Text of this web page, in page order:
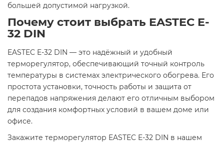
большей допустимой нагрузкой.​
Почему стоит выбрать EASTEC E-
32 DIN
EASTEC E-32 DIN — это надёжный и удобный
терморегулятор, обеспечивающий точный контроль
температуры в системах электрического обогрева. Его
простота установки, точность работы и защита от
перепадов напряжения делают его отличным выбором
для создания комфортных условий в вашем доме или
офисе.​
Закажите терморегулятор EASTEC E-32 DIN в нашем